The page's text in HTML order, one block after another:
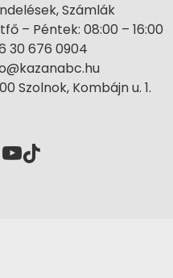
Számlák
– Péntek: 08:00 – 16:00
30 676 0904
Szolnok, Kombájn u. 1.